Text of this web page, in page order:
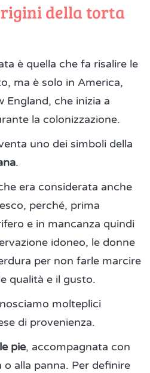
della torta
è quella che fa risalire le
ma è solo in America,
England, che inizia a
la colonizzazione.
uno dei simboli della
.
era considerata anche
perché, prima
e in mancanza quindi
idoneo, le donne
per non farle marcire
qualità e il gusto.
molteplici
di provenienza.
pie, accompagnata con
o alla panna. Per definire